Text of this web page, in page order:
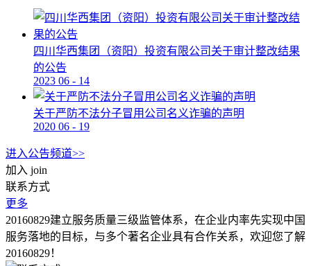
四川华西集团（资阳）投资有限公司关于审计整改结果
的公告
2023 06 - 14
关于严防不法分子冒用公司名义诈骗的声明
2020 06 - 19
进入公告频道>>
加入 join
联系方式
更多
20160829建立服务质量三级监管体系，在企业内率先实现中国
服务落地的目标，与多个著名企业具有合作关系，欢迎您了解
20160829！